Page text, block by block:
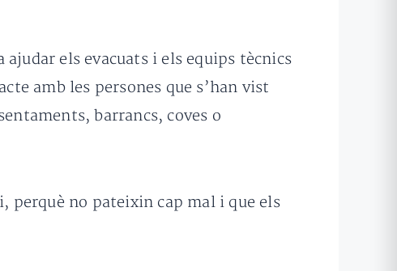
els evacuats i els equips tècnics
amb les persones que s’han vist
barrancs, coves o
perquè no pateixin cap mal i que els